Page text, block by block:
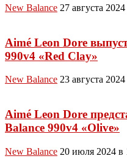
New Balance 27 августа
Aimé Leon Dore
990v4 «Red Clay»
New Balance 23 августа
Aimé Leon Dore
Balance 990v4 «Olive»
New Balance 20 июля 2024 в